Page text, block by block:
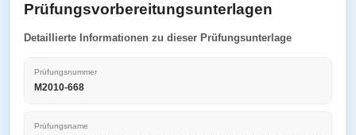
Prüfungsvorbereitungsunterlagen
Detaillierte Informationen zu dieser Prüfungsunterlage
Prüfungsnummer
M2010-668
Prüfungsname